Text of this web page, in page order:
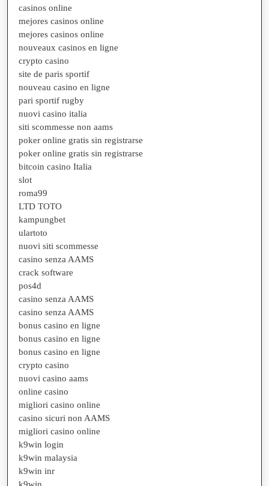
casinos online
mejores casinos online
mejores casinos online
nouveaux casinos en ligne
crypto casino
site de paris sportif
nouveau casino en ligne
pari sportif rugby
nuovi casino italia
siti scommesse non aams
poker online gratis sin registrarse
poker online gratis sin registrarse
bitcoin casino Italia
slot
roma99
LTD TOTO
kampungbet
ulartoto
nuovi siti scommesse
casino senza AAMS
crack software
pos4d
casino senza AAMS
casino senza AAMS
bonus casino en ligne
bonus casino en ligne
bonus casino en ligne
crypto casino
nuovi casino aams
online casino
migliori casino online
casino sicuri non AAMS
migliori casino online
k9win login
k9win malaysia
k9win inr
k9win